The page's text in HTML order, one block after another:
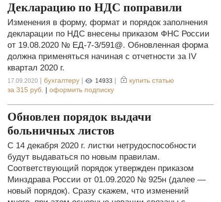
Декларацию по НДС поправили
Изменения в форму, формат и порядок заполнения
декларации по НДС внесены приказом ФНС России
от 19.08.2020 № ЕД-7-3/591@. Обновленная форма
должна применяться начиная с отчетности за IV
квартал 2020 г.
17.09.2020 | бухгалтеру | 14933 |
купить статью
за 315 руб. | оформить подписку
Обновлен порядок выдачи
больничных листов
С 14 декабря 2020 г. листки нетрудоспособности
будут выдаваться по новым правилам.
Соответствующий порядок утвержден приказом
Минздрава России от 01.09.2020 № 925н (далее —
новый порядок). Сразу скажем, что изменений